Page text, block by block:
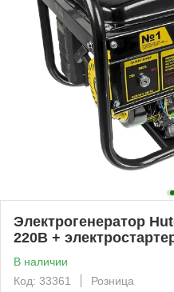
Электрогенератор
220В +
В наличии
Код: 33361
Розница